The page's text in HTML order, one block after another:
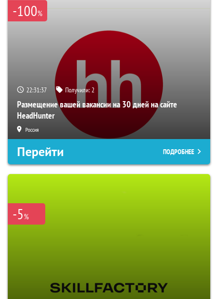
-100%
22:31:36 Получили:2
Размещение вашей вакансии на 30 дней на сайте
HeadHunter
Россия
Перейти ПОДРОБНЕЕ
-5%